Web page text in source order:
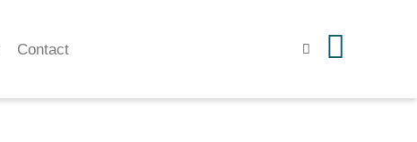
Contact